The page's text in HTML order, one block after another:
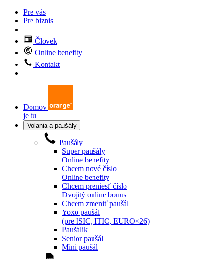
Pre vás
Pre biznis
Človek
Online benefity
Kontakt
Domov
je tu
Volania a paušály
Paušály
Super paušály
Online benefity
Chcem nové číslo
Online benefity
Chcem preniesť číslo
Dvojitý online bonus
Chcem zmeniť paušál
Yoxo paušál
(pre ISIC, ITIC, EURO<26)
Paušálik
Senior paušál
Mini paušál